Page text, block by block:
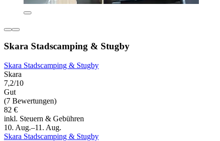
Skara Stadscamping & Stugby
Skara Stadscamping & Stugby
Skara
7,2/10
Gut
(7 Bewertungen)
82 €
inkl. Steuern & Gebühren
10. Aug.–11. Aug.
Skara Stadscamping & Stugby